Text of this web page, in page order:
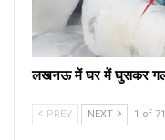
लखनऊ में घर में घुसकर
PREV NEXT 1 of 71